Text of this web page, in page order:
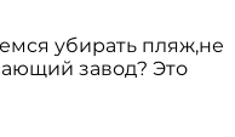
убирать пляж,не
завод? Это